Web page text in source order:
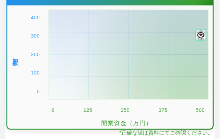
400
300
200
100
0
0 125 250 375 500
開業資金（万円）
*正確な値は資料にてご確認ください。